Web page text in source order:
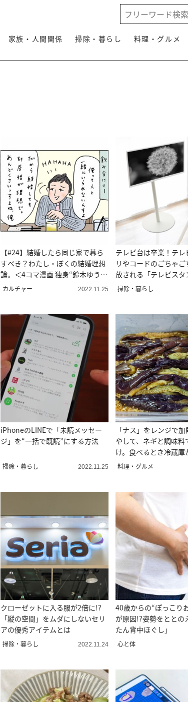
家族・人間関係 掃除・暮らし 料理・グルメ
【#24】結婚したら同じ家で暮ら
すべき？わたし・ぼくの結婚理想
論。＜4コマ漫画 独身“鈴木ゆう
子”の日常＞
カルチャー 2022.11.25
テレビ台は卒業！テレ
リやコードのごちゃ
放される「テレビスタ
スメ
掃除・暮らし
iPhoneのLINEで「未読メッセー
ジ」を“一括で既読”にする方法
掃除・暮らし 2022.11.25
「ナス」をレンジで
やして、ネギと調味料
け。食べるとき冷蔵庫
けレシピ
料理・グルメ
クローゼットに入る服が2倍に!?
「縦の空間」をムダにしないセリ
アの優秀アイテムとは
掃除・暮らし 2022.11.24
40歳からの“ぽっこり
が原因!?姿勢をととの
たん背中ほぐし」
心と体